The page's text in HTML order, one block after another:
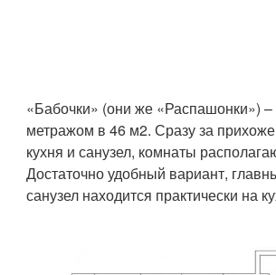
«Бабочки» (они же «Распашонки») –
метражом в 46 м2. Сразу за
кухня и санузел, комнаты
Достаточно удобный вариант,
санузел находится практически на